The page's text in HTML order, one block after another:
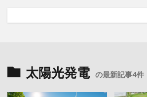
太陽光発電 の最新記事4件